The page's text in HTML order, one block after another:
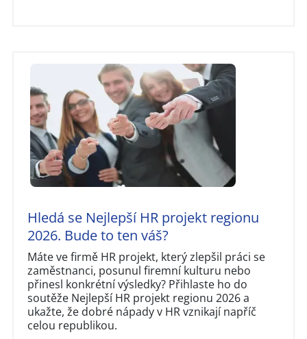
Hledá se Nejlepší HR projekt regionu
2026. Bude to ten váš?
Máte ve firmě HR projekt, který zlepšil práci se
zaměstnanci, posunul firemní kulturu nebo
přinesl konkrétní výsledky? Přihlaste ho do
soutěže Nejlepší HR projekt regionu 2026 a
ukažte, že dobré nápady v HR vznikají napříč
celou republikou.